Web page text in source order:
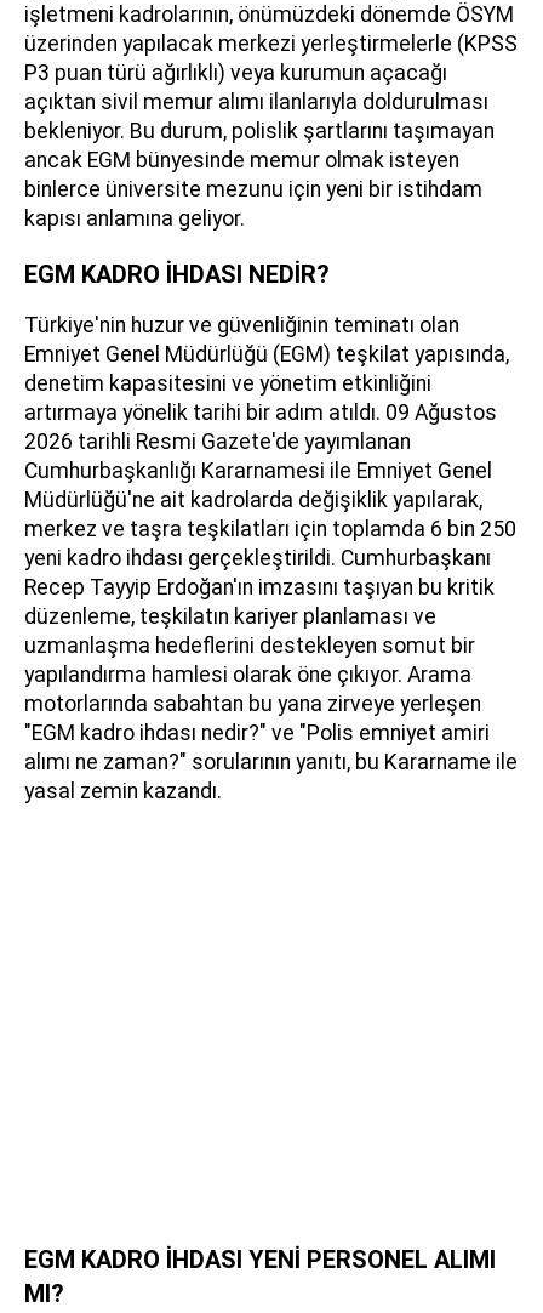
işletmeni kadrolarının, önümüzdeki dönemde ÖSYM
üzerinden yapılacak merkezi yerleştirmelerle (KPSS
P3 puan türü ağırlıklı) veya kurumun açacağı
açıktan sivil memur alımı ilanlarıyla doldurulması
bekleniyor. Bu durum, polislik şartlarını taşımayan
ancak EGM bünyesinde memur olmak isteyen
binlerce üniversite mezunu için yeni bir istihdam
kapısı anlamına geliyor.
EGM KADRO İHDASI NEDİR?
Türkiye'nin huzur ve güvenliğinin teminatı olan
Emniyet Genel Müdürlüğü (EGM) teşkilat yapısında,
denetim kapasitesini ve yönetim etkinliğini
artırmaya yönelik tarihi bir adım atıldı. 09 Ağustos
2026 tarihli Resmi Gazete'de yayımlanan
Cumhurbaşkanlığı Kararnamesi ile Emniyet Genel
Müdürlüğü'ne ait kadrolarda değişiklik yapılarak,
merkez ve taşra teşkilatları için toplamda 6 bin 250
yeni kadro ihdası gerçekleştirildi. Cumhurbaşkanı
Recep Tayyip Erdoğan'ın imzasını taşıyan bu kritik
düzenleme, teşkilatın kariyer planlaması ve
uzmanlaşma hedeflerini destekleyen somut bir
yapılandırma hamlesi olarak öne çıkıyor. Arama
motorlarında sabahtan bu yana zirveye yerleşen
"EGM kadro ihdası nedir?" ve "Polis emniyet amiri
alımı ne zaman?" sorularının yanıtı, bu Kararname ile
yasal zemin kazandı.
EGM KADRO İHDASI YENİ PERSONEL ALIMI
MI?